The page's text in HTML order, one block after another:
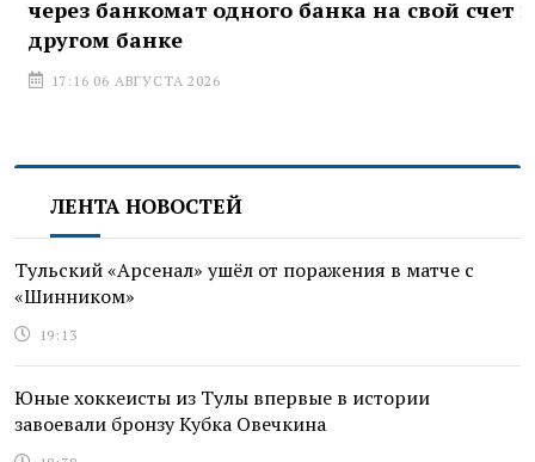
через банкомат одного банка на свой счет в
другом банке
17:16 06 АВГУСТА 2026
ЛЕНТА НОВОСТЕЙ
Тульский «Арсенал» ушёл от поражения в матче с
«Шинником»
19:13
Юные хоккеисты из Тулы впервые в истории
завоевали бронзу Кубка Овечкина